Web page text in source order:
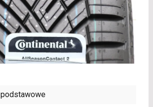
podstawowe